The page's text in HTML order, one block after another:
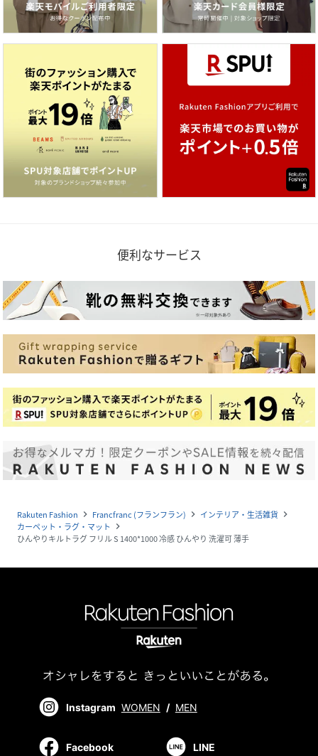
便利なサービス
Rakuten Fashion navigate_next Francfranc (フランフラン) navigate_next インテリア・生活雑貨 navigate_next
カーペット・ラグ・マット navigate_next
ひんやりキルトラグ フリル S 1400*1000 冷感 ひんやり 洗濯可 薄手
Instagram WOMEN / MEN
Facebook LINE